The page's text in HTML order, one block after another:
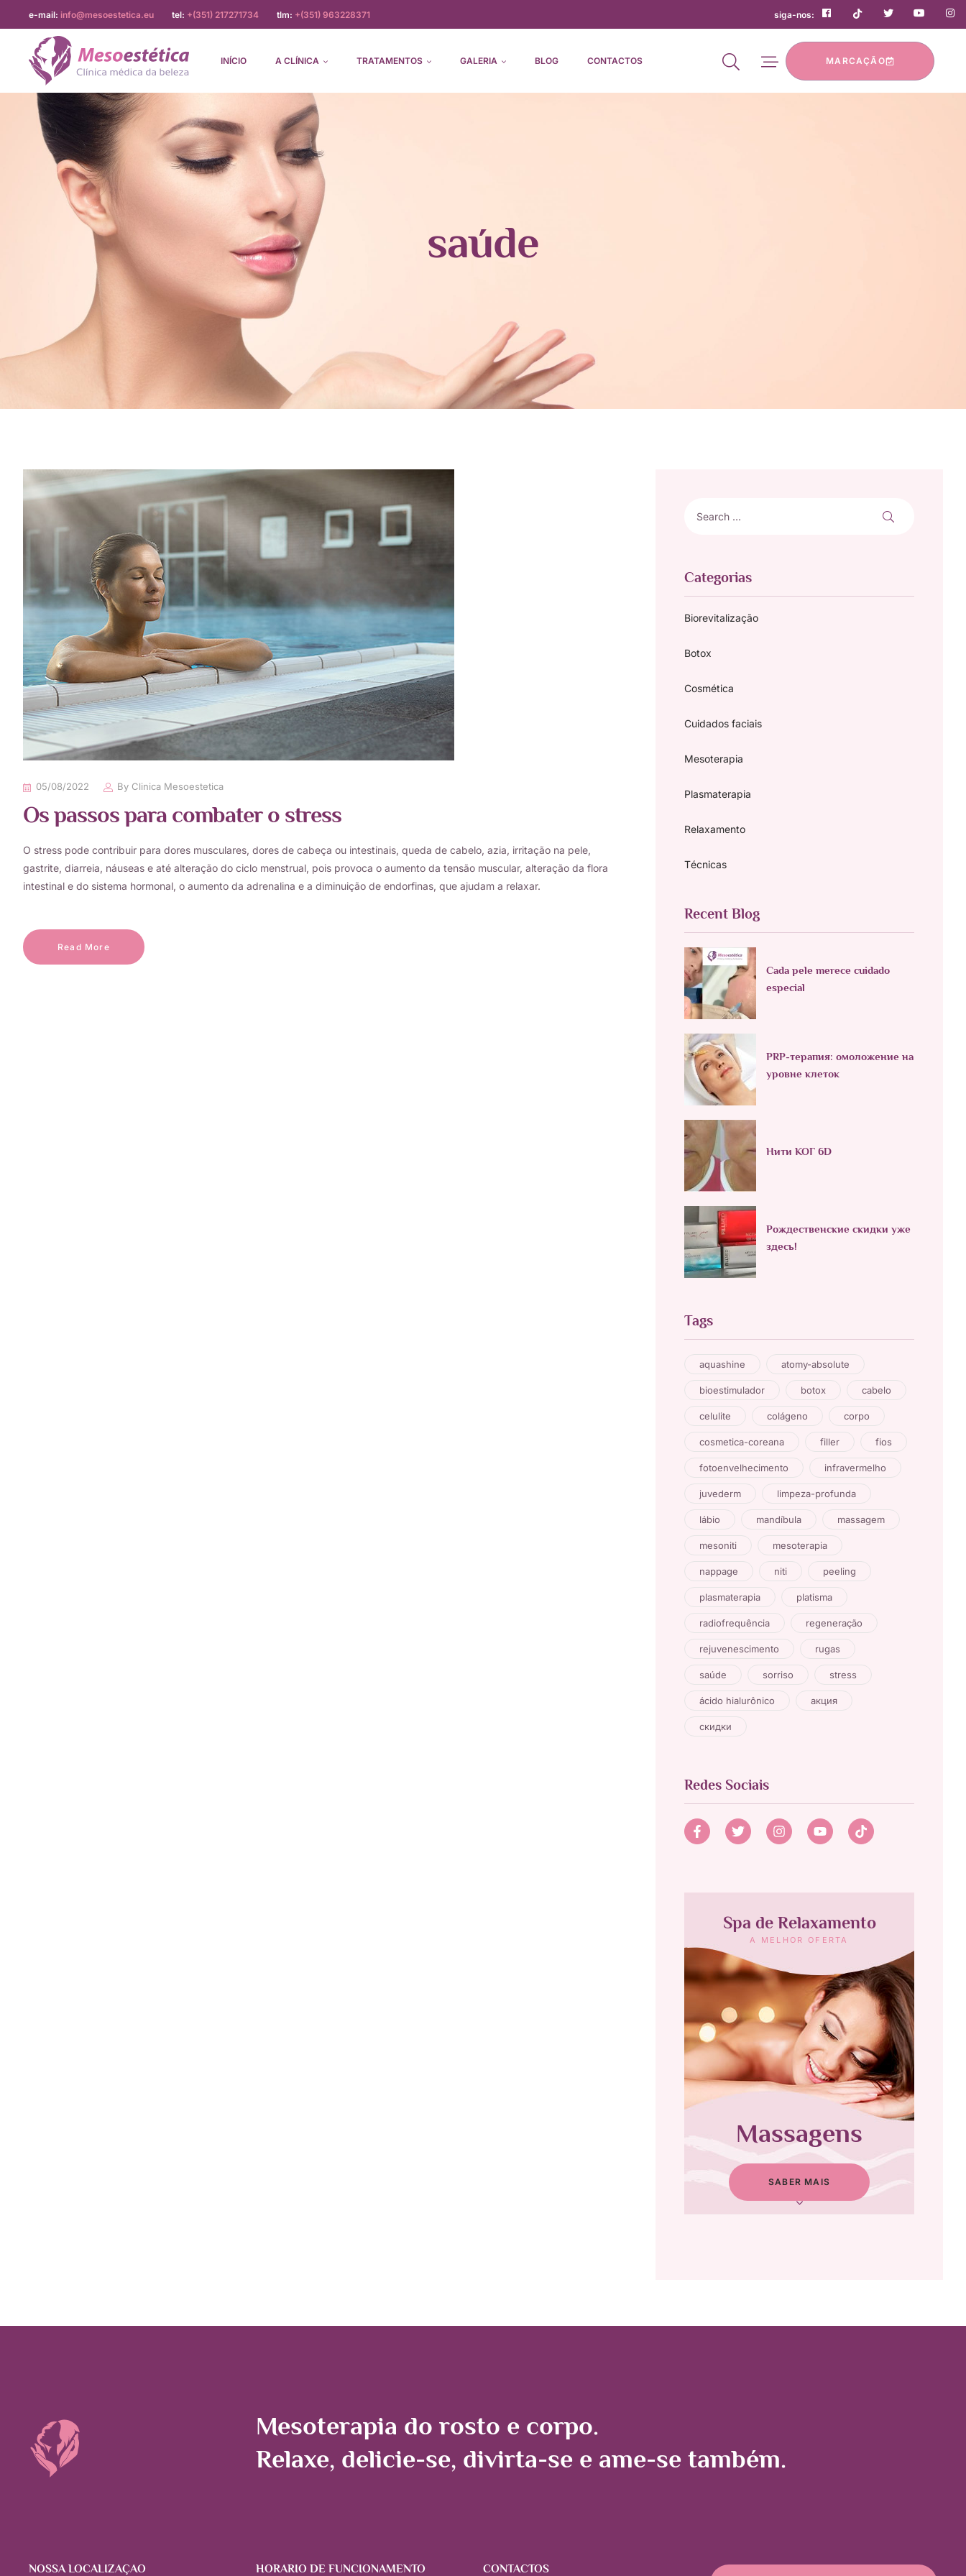
e-mail: info@mesoestetica.eu tel: +(351) 217271734 tlm: +(351) 963228371 siga-nos:
Mesoestética
Clínica
médica
INÍCIO A CLÍNICA TRATAMENTOS GALERIA BLOG CONTACTOS MARCAÇÃO
saúde
05/08/2022 By Clinica Mesoestetica
Os passos para combater o stress
O stress pode contribuir para dores musculares, dores de cabeça ou intestinais, queda de cabelo, azia, irritação na pele,
gastrite, diarreia, náuseas e até alteração do ciclo menstrual, pois provoca o aumento da tensão muscular, alteração da flora
intestinal e do sistema hormonal, o aumento da adrenalina e a diminuição de endorfinas, que ajudam a relaxar.
Read More
Categorias
Biorevitalização
Botox
Cosmética
Cuidados faciais
Mesoterapia
Plasmaterapia
Relaxamento
Тécnicas
Recent Blog
Cada pele merece cuidado
especial
PRP-терапия: омоложение на
уровне клеток
Нити КОГ 6D
Рождественские скидки уже
здесь!
Tags
aquashine atomy-absolute
bioestimulador botox cabelo
celulite colágeno corpo
cosmetica-coreana filler fios
fotoenvelhecimento infravermelho
juvederm limpeza-profunda
lábio mandíbula massagem
mesoniti mesoterapia
nappage niti peeling
plasmaterapia platisma
radiofrequência regeneração
rejuvenescimento rugas
saúde sorriso stress
ácido hialurônico акция
скидки
Redes Sociais
Spa de Relaxamento
A MELHOR OFERTA
Massagens
SABER MAIS
Mesoterapia do rosto e corpo.
Relaxe, delicie-se, divirta-se e ame-se também.
NOSSA LOCALIZAÇÃO HORÁRIO DE FUNCIONAMENTO CONTACTOS